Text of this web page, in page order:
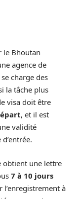
le Bhoutan
agence de
charge des
la tâche plus
visa doit être
, et il est
validité
obtient une lettre
7 à 10 jours
l’enregistrement à